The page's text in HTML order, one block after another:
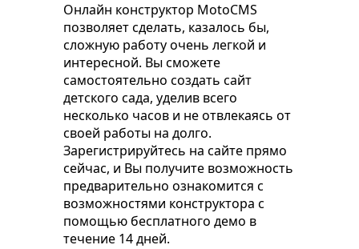
Онлайн конструктор MotoCMS
позволяет сделать, казалось бы,
сложную работу очень легкой и
интересной. Вы сможете
самостоятельно создать сайт
детского сада, уделив всего
несколько часов и не отвлекаясь от
своей работы на долго.
Зарегистрируйтесь на сайте прямо
сейчас, и Вы получите возможность
предварительно ознакомится с
возможностями конструктора с
помощью бесплатного демо в
течение 14 дней.